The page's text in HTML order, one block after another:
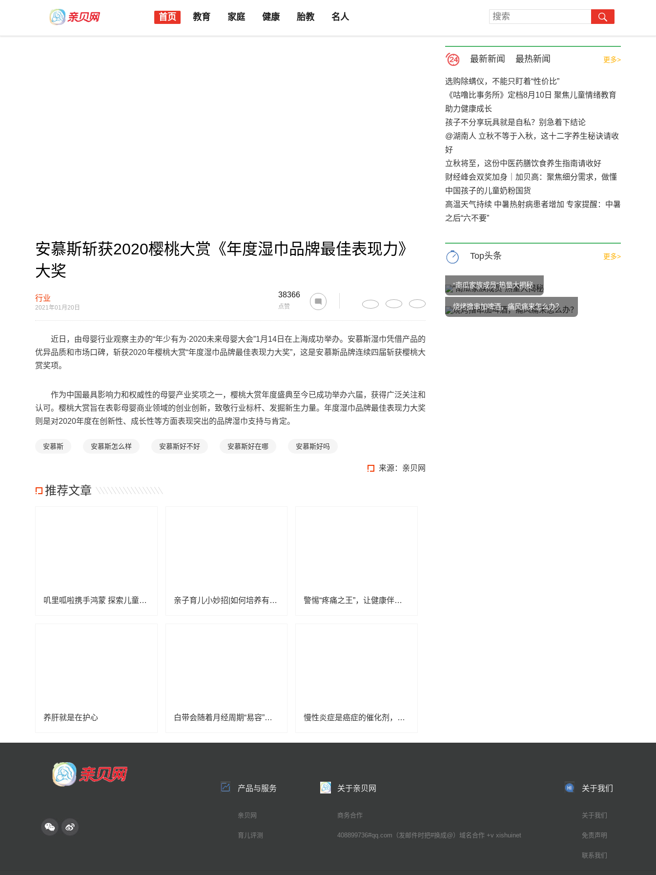
首页 教育 家庭 健康 胎教 名人
安慕斯斩获2020樱桃大赏《年度湿巾品牌最佳表现力》
大奖
行业
2021年01月20日
38366
点赞
近日，由母婴行业观察主办的“年少有为·2020未来母婴大会”1月14日在上海成功举办。安慕斯湿巾凭借产品的
优异品质和市场口碑，斩获2020年樱桃大赏“年度湿巾品牌最佳表现力大奖”，这是安慕斯品牌连续四届斩获樱桃大
赏奖项。
作为中国最具影响力和权威性的母婴产业奖项之一，樱桃大赏年度盛典至今已成功举办六届，获得广泛关注和
认可。樱桃大赏旨在表彰母婴商业领域的创业创新，致敬行业标杆、发掘新生力量。年度湿巾品牌最佳表现力大奖
则是对2020年度在创新性、成长性等方面表现突出的品牌湿巾支持与肯定。
安慕斯 安慕斯怎么样 安慕斯好不好 安慕斯好在哪 安慕斯好吗
来源： 亲贝网
推荐文章
叽里呱啦携手鸿蒙 探索儿童内容数字化发展新阶段 亲子育儿小妙招|如何培养有幸福感的孩子？ 警惕“疼痛之王”，让健康伴你行
养肝就是在护心 白带会随着月经周期“易容”！出现四类情况要就医 慢性炎症是癌症的催化剂，有病不要拖
最新新闻 最热新闻 更多>
选购除螨仪，不能只盯着“性价比”
《咕噜比事务所》定档8月10日 聚焦儿童情绪教育
助力健康成长
孩子不分享玩具就是自私？别急着下结论
@湖南人 立秋不等于入秋，这十二字养生秘诀请收
好
立秋将至，这份中医药膳饮食养生指南请收好
财经峰会双奖加身｜加贝高：聚焦细分需求，做懂
中国孩子的儿童奶粉国货
高温天气持续 中暑热射病患者增加 专家提醒：中暑
之后“六不要”
Top头条 更多>
“南瓜家族成员”热量大揭秘
烧烤撸串加啤酒，痛风痛来怎么办？
产品与服务
亲贝网
育儿评测
关于亲贝网
商务合作
408899736#qq.com（发邮件时把#换成@）域名合作 +v xishuinet
关于我们
关于我们
免责声明
联系我们